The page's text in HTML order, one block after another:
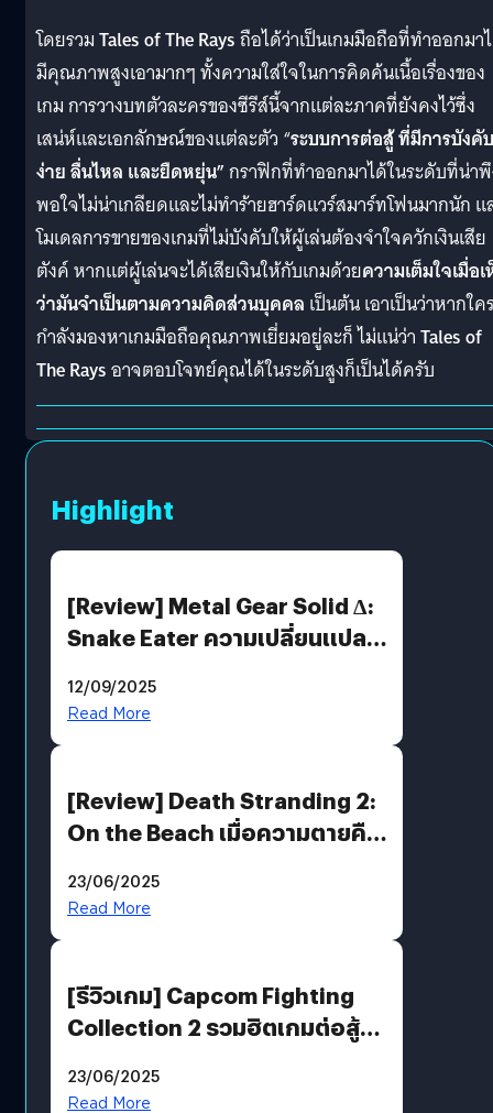
โดยรวมTales of The Raysถือได้ว่าเป็นเกมมือถือที่ทำออกมา
มีคุณภาพสูงเอามากๆ ทั้งความใส่ใจในการคิดค้นเนื้อเรื่องของ
เกม การวางบทตัวละครของซีรีส์นี้จากแต่ละภาคที่ยังคงไว้ซึ่ง
เสน่ห์และเอกลักษณ์ของแต่ละตัว “ระบบการต่อสู้ ที่มีการบังคั
ง่าย ลื่นไหล และยืดหยุ่น”กราฟิกที่ทำออกมาได้ในระดับที่น่า
พอใจไม่น่าเกลียดและไม่ทำร้ายฮาร์ดแวร์สมาร์ทโฟนมากนัก แ
โมเดลการขายของเกมที่ไม่บังคับให้ผู้เล่นต้องจำใจควักเงินเสีย
ตังค์ หากแต่ผู้เล่นจะได้เสียเงินให้กับเกมด้วยความเต็มใจเมื่อ
ว่ามันจำเป็นตามความคิดส่วนบุคคล เป็นต้น เอาเป็นว่าหากใ
กำลังมองหาเกมมือถือคุณภาพเยี่ยมอยู่ละก็ ไม่แน่ว่าTales of
The Raysอาจตอบโจทย์คุณได้ในระดับสูงก็เป็นได้ครับ
Highlight
[Review] Metal Gear Solid Δ:
Snake Eater ความเปลี่ยนแปลง
12/09/2025
Read More
[Review] Death Stranding 2:
On the Beach เมื่อความตายคือ
พันธะสุดท้ายของมนุษย์
23/06/2025
Read More
[รีวิวเกม] Capcom Fighting
Collection 2 รวมฮิตเกมต่อสู้ใน
23/06/2025
Read More